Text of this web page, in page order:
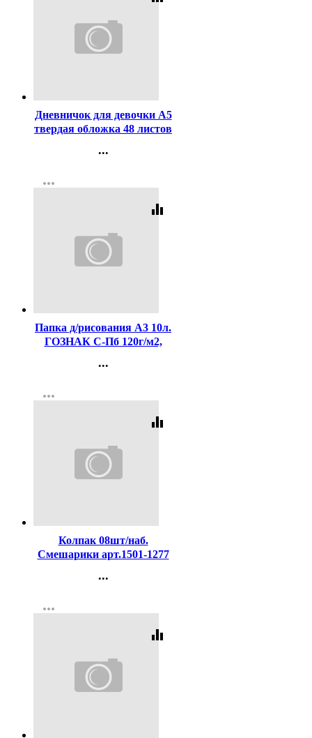
Дневничок для девочки А5
твердая обложка 48 листов
арт.70164
...
Регистрация
more_horiz
equalizer
Папка д/рисования А3 10л.
ГОЗНАК С-Пб 120г/м2,
...
Регистрация
more_horiz
equalizer
Колпак 08шт/наб.
Смешарики арт.1501-1277
...
Регистрация
more_horiz
equalizer